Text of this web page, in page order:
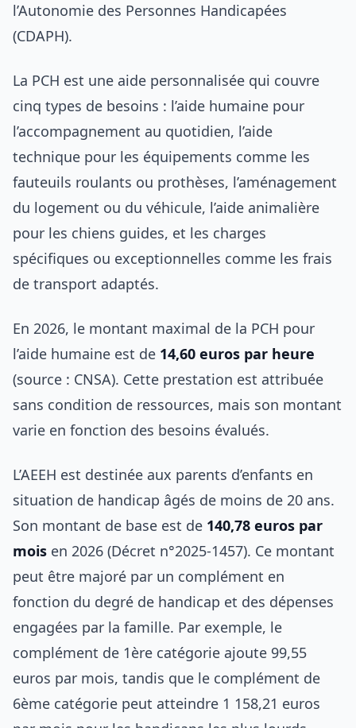
l’Autonomie des Personnes Handicapées
(CDAPH).
La PCH est une aide personnalisée qui couvre
cinq types de besoins : l’aide humaine pour
l’accompagnement au quotidien, l’aide
technique pour les équipements comme les
fauteuils roulants ou prothèses, l’aménagement
du logement ou du véhicule, l’aide animalière
pour les chiens guides, et les charges
spécifiques ou exceptionnelles comme les frais
de transport adaptés.
En 2026, le montant maximal de la PCH pour
l’aide humaine est de 14,60 euros par heure
(source : CNSA). Cette prestation est attribuée
sans condition de ressources, mais son montant
varie en fonction des besoins évalués.
L’AEEH est destinée aux parents d’enfants en
situation de handicap âgés de moins de 20 ans.
Son montant de base est de 140,78 euros par
mois en 2026 (Décret n°2025-1457). Ce montant
peut être majoré par un complément en
fonction du degré de handicap et des dépenses
engagées par la famille. Par exemple, le
complément de 1ère catégorie ajoute 99,55
euros par mois, tandis que le complément de
6ème catégorie peut atteindre 1 158,21 euros